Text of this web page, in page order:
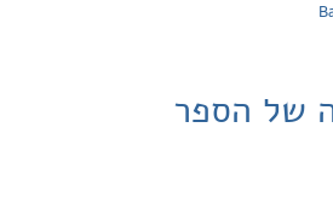
של הספר